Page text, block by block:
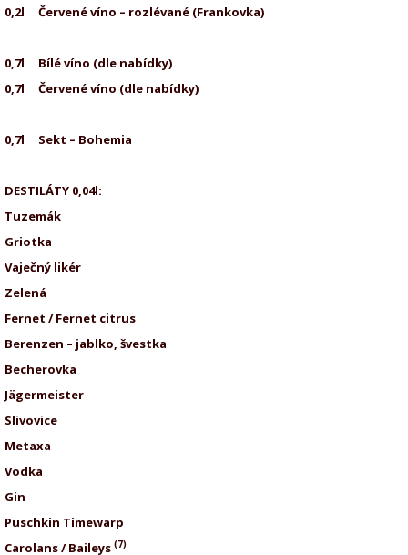
0,2l Červené víno – rozlévané
0,7l Bílé víno (dle
0,7l Červené víno (dle
0,7l Sekt – Bohemia
DESTILÁTY 0,04l:
Tuzemák
Griotka
Vaječný likér
Zelená
Fernet / Fernet citrus
Berenzen – jablko,
Becherovka
Jägermeister
Slivovice
Metaxa
Vodka
Gin
Puschkin Timewarp
Carolans / Baileys (7)